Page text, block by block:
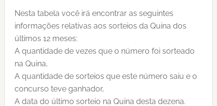
Nesta tabela você irá encontrar as seguintes
informações relativas aos sorteios da Quina dos
últimos 12 meses:
A quantidade de vezes que o número foi sorteado
na Quina,
A quantidade de sorteios que este número saiu e o
concurso teve ganhador,
A data do último sorteio na Quina desta dezena.